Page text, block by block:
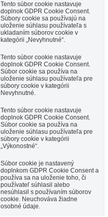
Tento súbor cookie nastavuje
doplnok GDPR Cookie Consent.
Súbory cookie sa používajú na
uloženie súhlasu používateľa s
ukladaním súborov cookie v
kategórii „Nevyhnutné“.
Tento súbor cookie nastavuje
doplnok GDPR Cookie Consent.
Súbor cookie sa používa na
uloženie súhlasu používateľa pre
súbory cookie v kategórii
Nevyhnutné.
Tento súbor cookie nastavuje
doplnok GDPR Cookie Consent.
Súbor cookie sa používa na
uloženie súhlasu používateľa pre
súbory cookie v kategórii
„Výkonostné“.
Súbor cookie je nastavený
doplnkom GDPR Cookie Consent a
používa sa na uloženie toho, či
používateľ súhlasil alebo
nesúhlasil s používaním súborov
cookie. Neuchováva žiadne
osobné údaje.